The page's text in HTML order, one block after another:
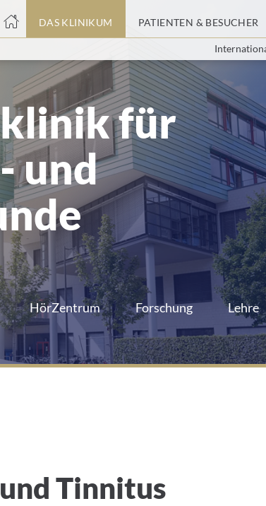
DAS KLINIKUM PATIENTEN & BESUCHER
für
und
HörZentrum Forschung Lehre
Tinnitus